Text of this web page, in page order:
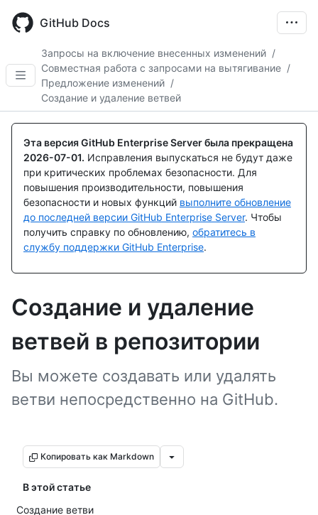
main
GitHub Docs
Запросы на включение внесенных изменений /
Совместная работа с запросами на вытягивание /
Предложение изменений /
Создание и удаление ветвей
Эта версия GitHub Enterprise Server была прекращена
2026-07-01. Исправления выпускаться не будут даже
при критических проблемах безопасности. Для
повышения производительности, повышения
безопасности и новых функций выполните обновление
до последней версии GitHub Enterprise Server. Чтобы
получить справку по обновлению, обратитесь в
службу поддержки GitHub Enterprise.
Создание и удаление
ветвей в репозитории
Вы можете создавать или удалять
ветви непосредственно на GitHub.
Копировать как Markdown
В этой статье
Создание ветви